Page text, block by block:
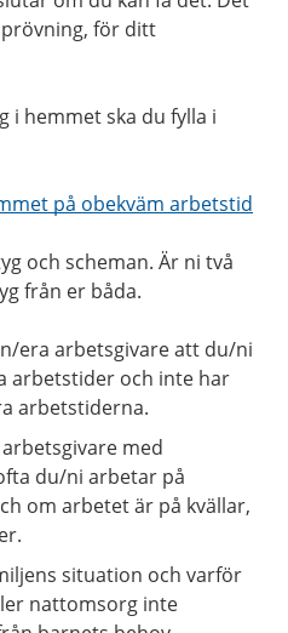
för ditt
i hemmet ska du fylla i
på obekväm arbetstid
och scheman. Är ni två
från er båda.
era arbetsgivare att du/ni
arbetstider och inte har
arbetstiderna.
med
du/ni arbetar på
om arbetet är på kvällar,
situation och varför
nattomsorg inte